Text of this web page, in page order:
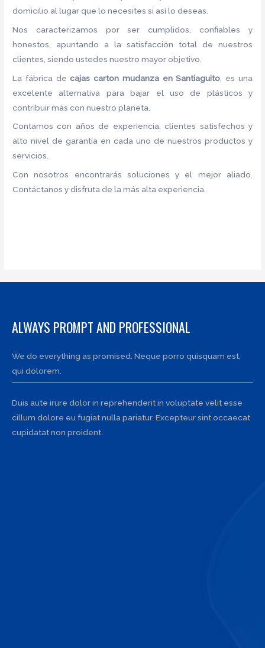
domicilio al lugar que lo necesites si así lo deseas.
Nos caracterizamos por ser cumplidos, confiables y
honestos, apuntando a la satisfacción total de nuestros
clientes, siendo ustedes nuestro mayor objetivo.
La fábrica decajas carton mudanza en Santiaguito , es una
excelente alternativa para bajar el uso de plásticos y
contribuir más con nuestro planeta.
Contamos con años de experiencia, clientes satisfechos y
alto nivel de garantía en cada uno de nuestros productos y
servicios.
Con nosotros encontrarás soluciones y el mejor aliado.
Contáctanos y disfruta de la más alta experiencia.
ALWAYS PROMPT AND PROFESSIONAL
We do everything as promised. Neque porro quisquam est,
qui dolorem.
Duis aute irure dolor in reprehenderit in voluptate velit esse
cillum dolore eu fugiat nulla pariatur. Excepteur sint occaecat
cupidatat non proident.